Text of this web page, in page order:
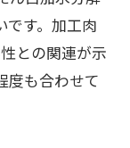
です。加工肉
との関連が示
度も合わせて